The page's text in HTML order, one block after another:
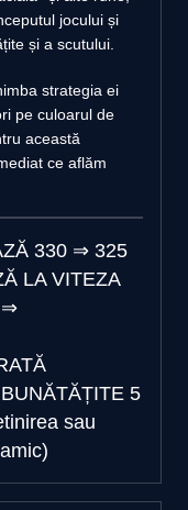
jocului și
și a scutului.
strategia ei
pe culoarul de
această
ce aflăm
330 ⇒ 325
LA VITEZA
⇒
5
sau